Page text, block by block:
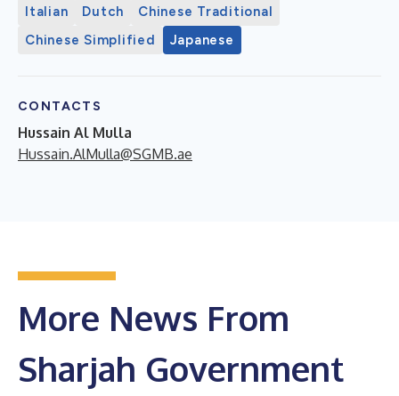
Italian Dutch
Chinese Traditional
Chinese Simplified
Japanese
CONTACTS
Hussain Al Mulla
Hussain.AlMulla@SGMB.ae
More News From
Sharjah Government